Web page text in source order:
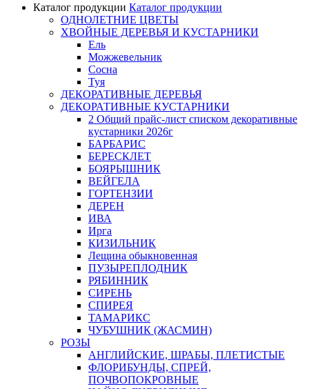
Каталог продукции Каталог продукции
ОДНОЛЕТНИЕ ЦВЕТЫ
ХВОЙНЫЕ ДЕРЕВЬЯ И КУСТАРНИКИ
Ель
Можжевельник
Сосна
Туя
ДЕКОРАТИВНЫЕ ДЕРЕВЬЯ
ДЕКОРАТИВНЫЕ КУСТАРНИКИ
2 Общий прайс-лист списком декоративные
кустарники 2026г
БАРБАРИС
БЕРЕСКЛЕТ
БОЯРЫШНИК
ВЕЙГЕЛА
ГОРТЕНЗИИ
ДЕРЕН
ИВА
Ирга
КИЗИЛЬНИК
Лещина обыкновенная
ПУЗЫРЕПЛОДНИК
РЯБИННИК
СИРЕНЬ
СПИРЕЯ
ТАМАРИКС
ЧУБУШНИК (ЖАСМИН)
РОЗЫ
АНГЛИЙСКИЕ, ШРАБЫ, ПЛЕТИСТЫЕ
ФЛОРИБУНДЫ, СПРЕЙ,
ПОЧВОПОКРОВНЫЕ